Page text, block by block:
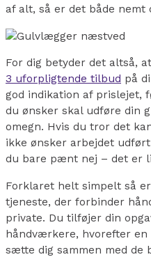
af alt, så er det både nemt
For dig betyder det altså,
3 uforpligtende tilbud på
god indikation af prislejet,
du ønsker skal udføre din
omegn. Hvis du tror det
ikke ønsker arbejdet
du bare pænt nej – det er
Forklaret helt simpelt så
tjeneste, der forbinder
private. Du tilføjer din
håndværkere, hvorefter
sætte dig sammen med de